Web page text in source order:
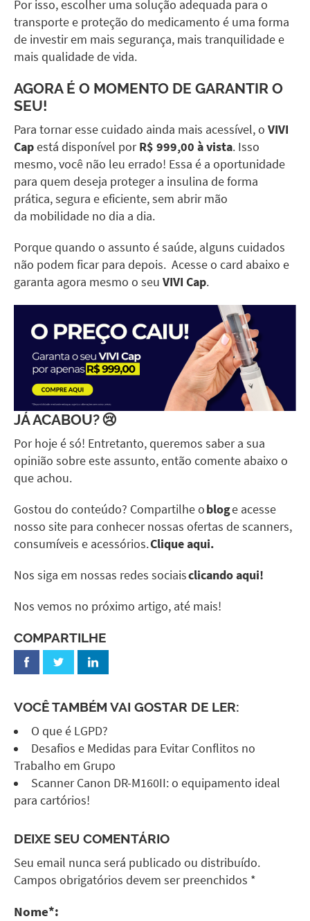
Por isso, escolher uma solução adequada para o
transporte e proteção do medicamento é uma forma
de investir em mais segurança, mais tranquilidade e
mais qualidade de vida.
AGORA É O MOMENTO DE GARANTIR O
SEU!
Para tornar esse cuidado ainda mais acessível, o VIVI
Capestá disponível porR$ 999,00 à vista. Isso
mesmo, você não leu errado! Essa é a oportunidade
para quem deseja proteger a insulina de forma
prática, segura e eficiente, sem abrir mão
da mobilidade no dia a dia.
Porque quando o assunto é saúde, alguns cuidados
não podem ficar para depois. Acesse o card abaixo e
garanta agora mesmo o seu VIVI Cap.
JÁ ACABOU? 😢
Por hoje é só! Entretanto, queremos saber a sua
opinião sobre este assunto, então comente abaixo o
que achou.
Gostou do conteúdo? Compartilhe obloge acesse
nosso site para conhecer nossas ofertas de scanners,
consumíveis e acessórios.Clique aqui.
Nos siga em nossas redes sociaisclicando aqui!
Nos vemos no próximo artigo, até mais!
COMPARTILHE
VOCÊ TAMBÉM VAI GOSTAR DE LER:
O que é LGPD?
Desafios e Medidas para Evitar Conflitos no
Trabalho em Grupo
Scanner Canon DR-M160II: o equipamento ideal
para cartórios!
DEIXE SEU COMENTÁRIO
Seu email nunca será publicado ou distribuído.
Campos obrigatórios devem ser preenchidos *
Nome*: